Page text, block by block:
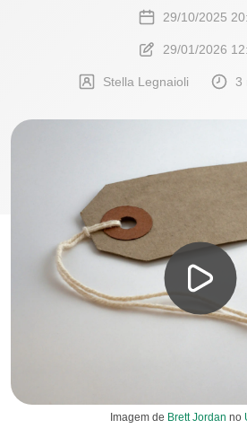
29/10/2025
29/01/2026
Stella Legnaioli 3
Imagem de Brett Jordan no